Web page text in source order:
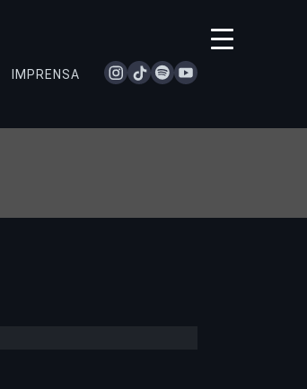
instagram
tiktokspotifyyoutube
IMPRENSA